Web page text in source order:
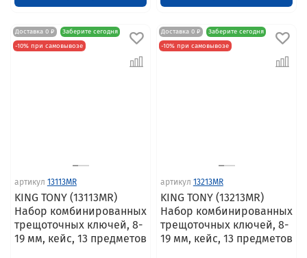
Доставка 0 ₽
Заберите сегодня
-10% при самовывозе
артикул 13113MR
KING TONY (13113MR)
Набор комбинированных
трещоточных ключей, 8-
19 мм, кейс, 13 предметов
Доставка 0 ₽
Заберите сегодня
-10% при самовывозе
артикул 13213MR
KING TONY (13213MR)
Набор комбинированных
трещоточных ключей, 8-
19 мм, кейс, 13 предметов